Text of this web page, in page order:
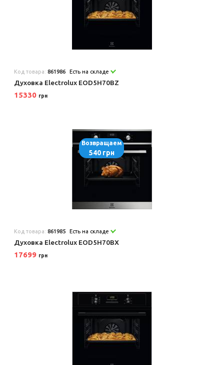
Код товара:861986 Есть на складе
Духовка Electrolux EOD5H70BZ
15330 грн
Возвращаем
540 грн
Код товара:861985 Есть на складе
Духовка Electrolux EOD5H70BX
17699 грн